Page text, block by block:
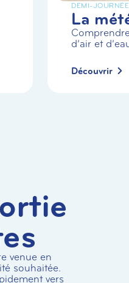
DEMI-JOURNÉE
La
d’air et
Découvrir
venue en
souhaitée.
vers